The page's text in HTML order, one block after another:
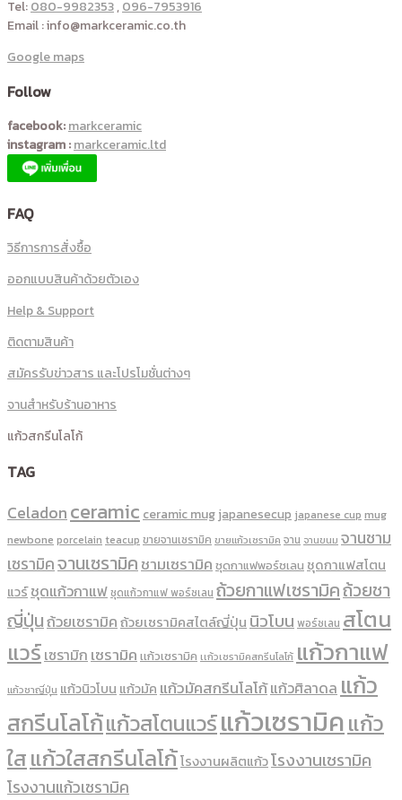
Tel:080-9982353,096-7953916
Email : info@markceramic.co.th
Google maps
Follow
facebook:markceramic
instagram :markceramic.ltd
FAQ
วิธีการการสั่งซื้อ
ออกแบบสินค้าด้วยตัวเอง
Help & Support
ติดตามสินค้า
สมัครรับข่าวสาร และโปรโมชั่นต่างๆ
จานสำหรับร้านอาหาร
แก้วสกรีนโลโก้
TAG
Celadonceramic ceramic mug japanesecup japanese cup mug
newbone porcelain teacup ขายจานเซรามิค ขายแก้วเซรามิค จาน จานขนม จานชาม
เซรามิคจานเซรามิคชามเซรามิค ชุดกาแฟพอร์ชเลน ชุดกาแฟสโตน
แวร์ชุดแก้วกาแฟชุดแก้วกาแฟ พอร์ซเลน ถ้วยกาแฟเซรามิคถ้วยชา
ญี่ปุ่นถ้วยเซรามิคถ้วยเซรามิคสไตล์ญี่ปุ่น นิวโบน พอร์ซเลน สโตน
แวร์เซรามิก เซรามิค เเก้วเซรามิค เเก้วเซรามิคสกรีนโลโก้ แก้วกาแฟ
แก้วชาญี่ปุ่น แก้วนิวโบน แก้วมัค แก้วมัคสกรีนโลโก้แก้วศิลาดล แก้ว
สกรีนโลโก้แก้วสโตนแวร์แก้วเซรามิคแก้ว
ใสแก้วใสสกรีนโลโก้โรงงานผลิตแก้วโรงงานเซรามิค
โรงงานแก้วเซรามิค